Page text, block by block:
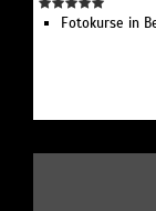
Fotokurse in